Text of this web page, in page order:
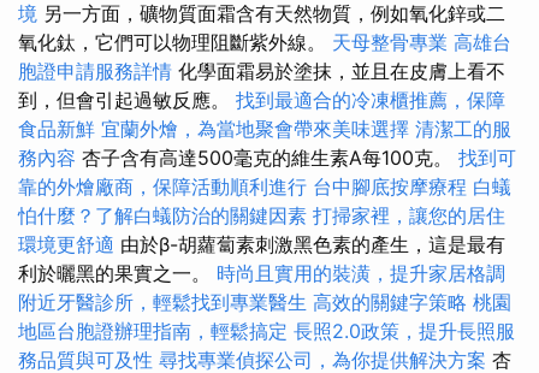
境 另一方面，礦物質面霜含有天然物質，例如氧化鋅或二
氧化鈦，它們可以物理阻斷紫外線。 天母整骨專業 高雄台
胞證申請服務詳情 化學面霜易於塗抹，並且在皮膚上看不
到，但會引起過敏反應。 找到最適合的冷凍櫃推薦，保障
食品新鮮 宜蘭外燴，為當地聚會帶來美味選擇 清潔工的服
務內容 杏子含有高達500毫克的維生素A每100克。 找到可
靠的外燴廠商，保障活動順利進行 台中腳底按摩療程 白蟻
怕什麼？了解白蟻防治的關鍵因素 打掃家裡，讓您的居住
環境更舒適 由於β-胡蘿蔔素刺激黑色素的產生，這是最有
利於曬黑的果實之一。 時尚且實用的裝潢，提升家居格調
附近牙醫診所，輕鬆找到專業醫生 高效的關鍵字策略 桃園
地區台胞證辦理指南，輕鬆搞定 長照2.0政策，提升長照服
務品質與可及性 尋找專業偵探公司，為你提供解決方案 杏